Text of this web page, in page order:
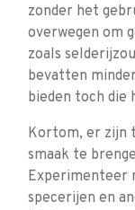
zonder het
overwegen om
zoals
bevatten
bieden toch die
Kortom, er zijn
smaak te
Experimenteer
specerijen en